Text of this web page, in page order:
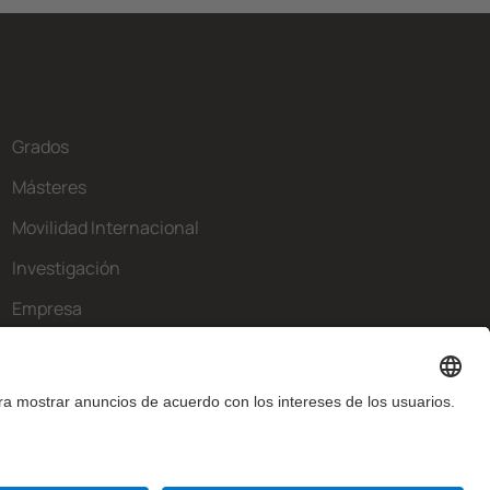
Grados
Másteres
Movilidad Internacional
Investigación
Empresa